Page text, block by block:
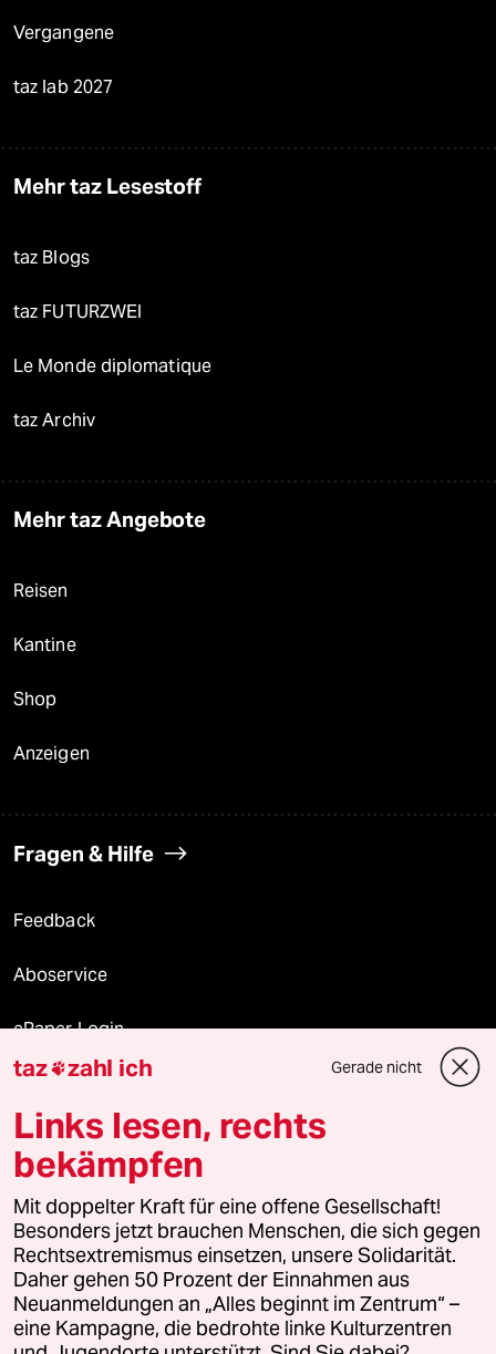
Vergangene
taz lab 2027
Mehr taz Lesestoff
taz Blogs
taz FUTURZWEI
Le Monde diplomatique
taz Archiv
Mehr taz Angebote
Reisen
Kantine
Shop
Anzeigen
Fragen & Hilfe
Feedback
Aboservice
ePaper Login
Downloads für Abonnierende
© 2026 taz Verlags und Vertriebs GmbH
Alle Rechte vorbehalten. Bei rechtlichen Fragen oder für Genehmigungen
wenden Sie sich bitte an
lizenzen@taz.de
Feedback Redaktionsstatut Kommune-Richtlinien
Leitlinie Informant Datenschutz Impressum AGB
taz zahl ich Gerade nicht
Links lesen, rechts
bekämpfen
Mit doppelter Kraft für eine offene Gesellschaft!
Besonders jetzt brauchen Menschen, die sich gegen
Rechtsextremismus einsetzen, unsere Solidarität.
Daher gehen 50 Prozent der Einnahmen aus
Neuanmeldungen an „Alles beginnt im Zentrum“ –
eine Kampagne, die bedrohte linke Kulturzentren